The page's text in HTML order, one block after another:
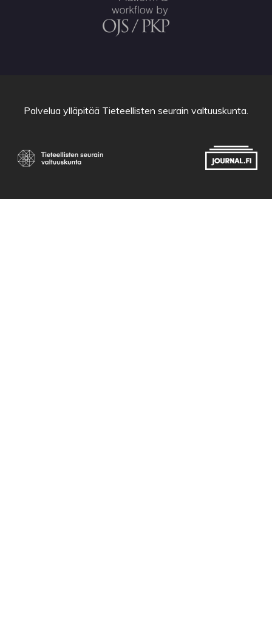
Palvelua ylläpitää Tieteellisten seurain valtuuskunta.